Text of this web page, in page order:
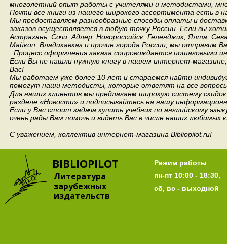
многолетний опыт работы с учителями и методистами,
Почти все книги из нашего широкого ассортимента есть в
Мы предоставляем разнообразные способы оплаты и
заказов осуществляется в любую точку России. Если вы
Астрахань, Сочи, Адлер, Новороссийск, Геленджик, Ялта,
Майкоп, Владикавказ и прочие города России, мы отправим
Процесс оформления заказа сопровождается пошаговыми
Если Вы не нашли нужную книгу в нашем интернет-
Вас!
Мы работаем уже более 10 лет и стараемся найти
помогут наши методисты, которые ответят на все
Для наших клиентов мы предлагаем широкую систему
разделе «Новости» и подписывайтесь на нашу
Если у Вас стоит задача купить учебник по английскому
очень рады Вам помочь и видеть Вас в числе наших любимых
С уважением, коллектив интернет-магазина Bibliopilot.ru!
BIBLIOPILOT
Литература
зарубежных
издательств
Режим работы
пн-пт 10:00 - 18:30,
сб, вс - выходной